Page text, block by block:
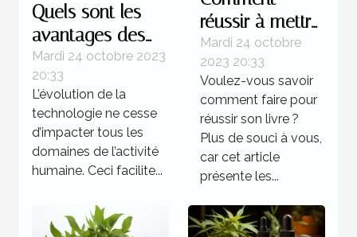
Quels sont les
avantages des
systèmes
d’automatisations ?
Mardi 24 octobre 2023
20:33
L’évolution de la
technologie ne cesse
d’impacter tous les
domaines de l’activité
humaine. Ceci facilite...
réussir à mettre
au point un
livre ?
Mardi 24 octobre
2023 20:33
Voulez-vous savoir
comment faire pour
réussir son livre ?
Plus de souci à vous,
car cet article
présente les...